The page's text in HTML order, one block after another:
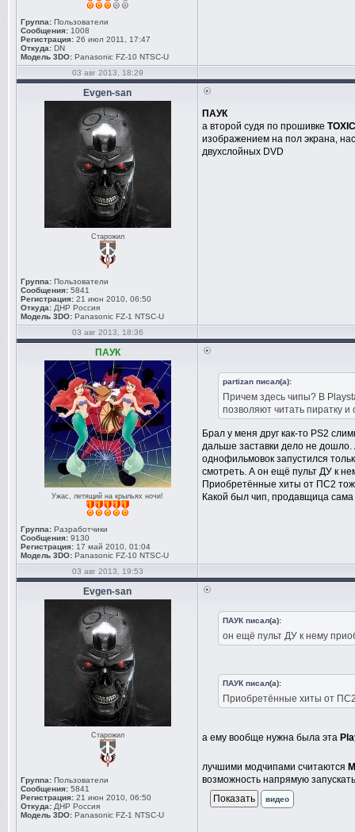
Группа: Пользователи
Сообщения: 1008
Регистрация: 26 июл 2011, 17:47
Откуда: DN
Модель 3DO: Panasonic FZ-10 NTSC-U
03 авг 2013, 18:29
Evgen-san
Старожил
Группа: Пользователи
Сообщения: 5841
Регистрация: 21 июн 2010, 06:50
Откуда: ДНР Россия
Модель 3DO: Panasonic FZ-1 NTSC-U
ПАУК
а второй судя по прошивке TOXIC
изображением на пол экрана,
двухслойных DVD
03 авг 2013, 18:36
ПАУК
Ужас, летящий на крыльях ночи!
Группа: Разработчики
Сообщения: 9130
Регистрация: 17 май 2010, 01:04
Модель 3DO: Panasonic FZ-10 NTSC-U
partizan писал(а):
Причем здесь чипы? В
позволяют читать пиратку и
Брал у меня друг как-то PS2
дальше заставки дело не дошло.
однофильмовок запустился
смотреть. А он ещё пульт ДУ к
Приобретённые хиты от ПС2
Какой был чип, продавщица сама
03 авг 2013, 19:53
Evgen-san
Старожил
Группа: Пользователи
Сообщения: 5841
Регистрация: 21 июн 2010, 06:50
Откуда: ДНР Россия
Модель 3DO: Panasonic FZ-1 NTSC-U
ПАУК писал(а):
он ещё пульт ДУ к нему
ПАУК писал(а):
Приобретённые хиты от
а ему вообще нужна была эта
лучшими модчипами считаются
возможность напрямую
видео